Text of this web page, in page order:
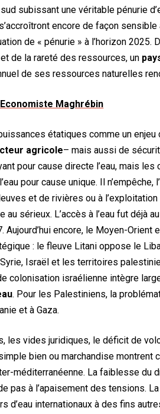
subissant une véritable pénurie
encore de façon sensible
de « pénurie » à l’horizon 2025.
de la rareté des ressources, un
de ses ressources naturelles
étatiques comme un
agricole– mais aussi de
pour cause directe l’eau, mais
pour cause unique. Il n’empêche,
et de rivières ou à
sérieux. L’accès à l’eau fut déjà
encore, le Moyen-Orient
: le fleuve Litani oppose le
Israël et les territoires
colonisation israélienne intègre
. Pour les Palestiniens, la
et à Gaza.
les vides juridiques, le déficit de
bien ou marchandise montrent
méditerranéenne. La faiblesse du
pas à l’apaisement des tensions.
d’eau internationaux à des fins